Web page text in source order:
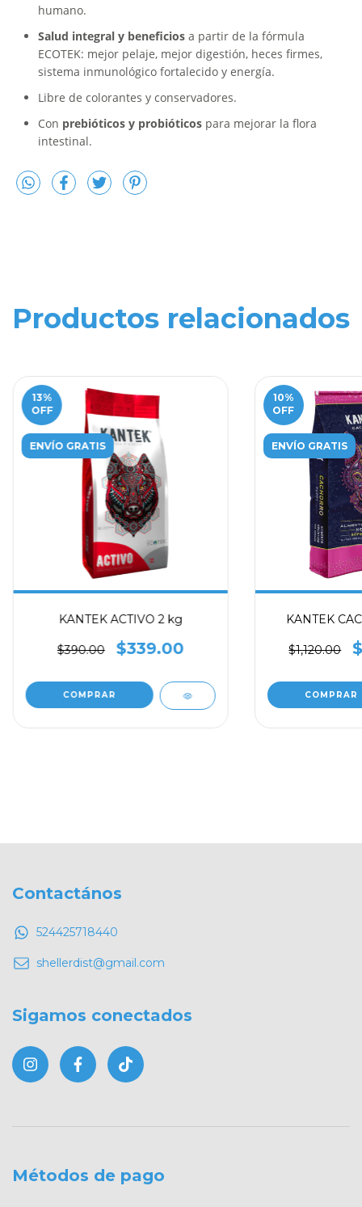
humano.
Salud integral y beneficios a partir de la fórmula
ECOTEK: mejor pelaje, mejor digestión, heces firmes,
sistema inmunológico fortalecido y energía.
Libre de colorantes y conservadores.
Con prebióticos y probióticos para mejorar la flora
intestinal.
Productos relacionados
13%
OFF
ENVÍO GRATIS
KANTEK ACTIVO 2 kg
$390.00 $339.00
10%
OFF
ENVÍO GRATIS
KANTEK
$1,120.00
Contactános
524425718440
shellerdist@gmail.com
Sigamos conectados
Métodos de pago